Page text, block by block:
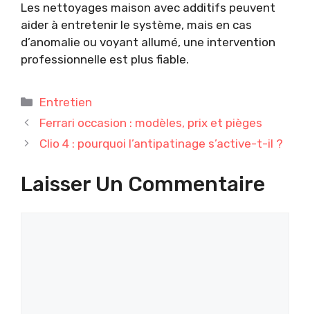
Les nettoyages maison avec additifs peuvent
aider à entretenir le système, mais en cas
d’anomalie ou voyant allumé, une intervention
professionnelle est plus fiable.
Catégories
Entretien
Ferrari occasion : modèles, prix et pièges
Clio 4 : pourquoi l’antipatinage s’active-t-il ?
Laisser Un Commentaire